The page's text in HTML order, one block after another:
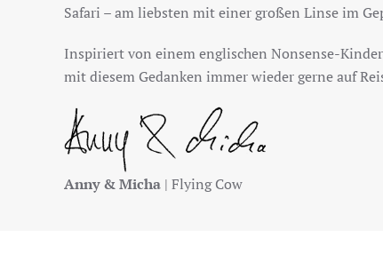
Safari – am liebsten mit einer großen Linse im
Inspiriert von einem englischen Nonsense-
mit diesem Gedanken immer wieder gerne auf
Anny & Micha | Flying Cow